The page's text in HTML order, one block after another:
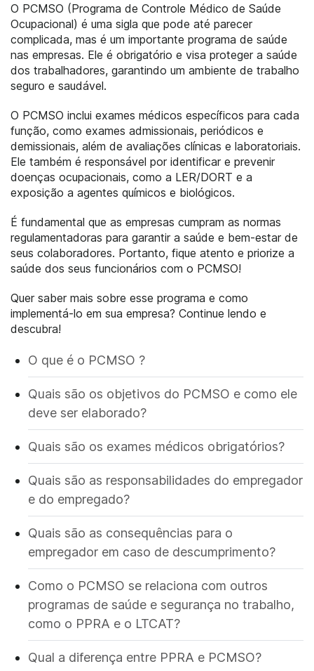
O PCMSO (Programa de Controle Médico de Saúde
Ocupacional) é uma sigla que pode até parecer
complicada, mas é um importante programa de saúde
nas empresas. Ele é obrigatório e visa proteger a saúde
dos trabalhadores, garantindo um ambiente de trabalho
seguro e saudável.
O PCMSO inclui exames médicos específicos para cada
função, como exames admissionais, periódicos e
demissionais, além de avaliações clínicas e laboratoriais.
Ele também é responsável por identificar e prevenir
doenças ocupacionais, como a LER/DORT e a
exposição a agentes químicos e biológicos.
É fundamental que as empresas cumpram as normas
regulamentadoras para garantir a saúde e bem-estar de
seus colaboradores. Portanto, fique atento e priorize a
saúde dos seus funcionários com o PCMSO!
Quer saber mais sobre esse programa e como
implementá-lo em sua empresa? Continue lendo e
descubra!
O que é o PCMSO ?
Quais são os objetivos do PCMSO e como ele
deve ser elaborado?
Quais são os exames médicos obrigatórios?
Quais são as responsabilidades do empregador
e do empregado?
Quais são as consequências para o
empregador em caso de descumprimento?
Como o PCMSO se relaciona com outros
programas de saúde e segurança no trabalho,
como o PPRA e o LTCAT?
Qual a diferença entre PPRA e PCMSO?